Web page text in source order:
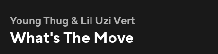
Young Thug & Lil Uzi Vert
What's The Move